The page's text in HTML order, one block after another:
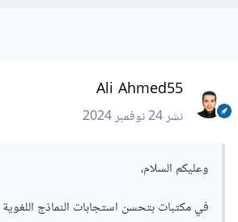
Ali Ahmed55
نشر24 نوفمبر 2024
وعليكم السلام،
في مكتبات بتحسن استجابات النماذج اللغوية